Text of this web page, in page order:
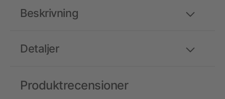
Detaljer
Beskrivning
Produktrecensioner